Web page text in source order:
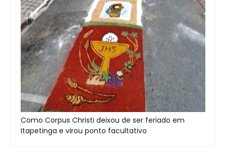
Como Corpus Christi deixou de ser feriado em
Itapetinga e virou ponto facultativo